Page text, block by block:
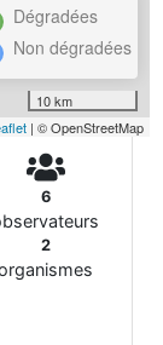
Dégradées
Non dégradées
10 km
| © OpenStreetMap
6
2